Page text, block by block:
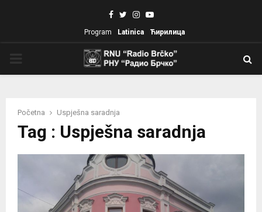
Facebook
TwitterInstagram
Youtube
Program Latinica Ћирилица
Početna Uspješna saradnja
Tag : Uspješna saradnja